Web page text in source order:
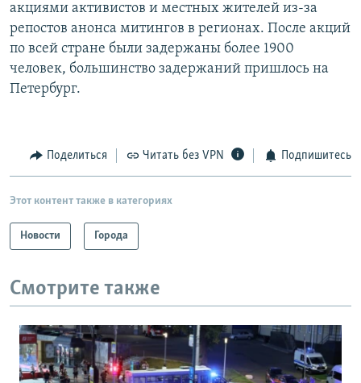
акциями активистов и местных жителей из-за
репостов анонса митингов в регионах. После акций
по всей стране были задержаны более 1900
человек, большинство задержаний пришлось на
Петербург.
Поделиться Читать без VPN Подпишитесь
Этот контент также в категориях
Новости Города
Смотрите также